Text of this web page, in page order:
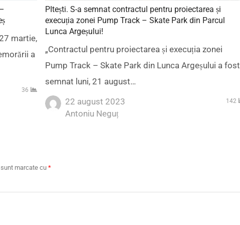
martie,
a
36
PItești. S-a semnat contractul pentru proiectarea și
execuția zonei Pump Track – Skate Park din Parcul
Lunca Argeșului!
„Contractul pentru proiectarea și execuția zonei
Pump Track – Skate Park din Lunca Argeșului a fost
semnat luni, 21 august…
22 august 2023
Author
Antoniu Neguț
142
marcate cu*